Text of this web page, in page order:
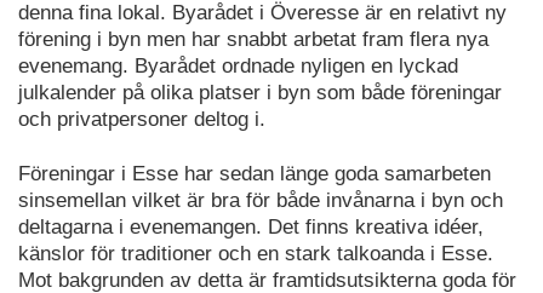
denna fina lokal. Byarådet i Överesse är en relativt ny
förening i byn men har snabbt arbetat fram flera nya
evenemang. Byarådet ordnade nyligen en lyckad
julkalender på olika platser i byn som både föreningar
och privatpersoner deltog i.
Föreningar i Esse har sedan länge goda samarbeten
sinsemellan vilket är bra för både invånarna i byn och
deltagarna i evenemangen. Det finns kreativa idéer,
känslor för traditioner och en stark talkoanda i Esse.
Mot bakgrunden av detta är framtidsutsikterna goda för